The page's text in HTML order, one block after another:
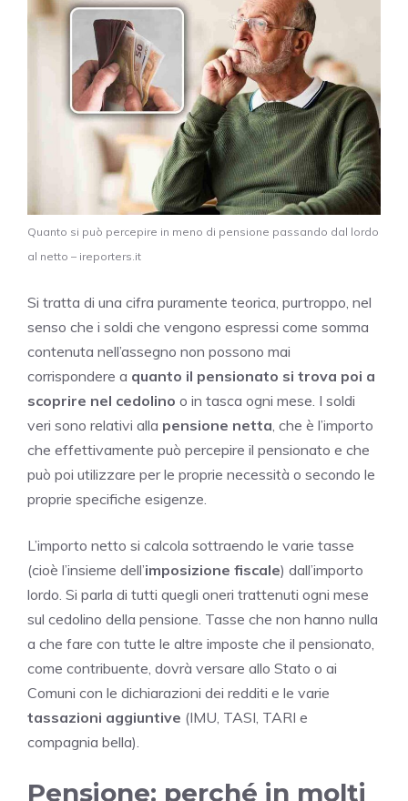
Quanto si può percepire in meno di pensione passando dal lordo
al netto – ireporters.it
Si tratta di una cifra puramente teorica, purtroppo, nel
senso che i soldi che vengono espressi come somma
contenuta nell’assegno non possono mai
corrispondere a quanto il pensionato si trova poi a
scoprire nel cedolino o in tasca ogni mese. I soldi
veri sono relativi alla pensione netta , che è l’importo
che effettivamente può percepire il pensionato e che
può poi utilizzare per le proprie necessità o secondo le
proprie specifiche esigenze.
L’importo netto si calcola sottraendo le varie tasse
(cioè l’insieme dell’imposizione fiscale) dall’importo
lordo. Si parla di tutti quegli oneri trattenuti ogni mese
sul cedolino della pensione. Tasse che non hanno nulla
a che fare con tutte le altre imposte che il pensionato,
come contribuente, dovrà versare allo Stato o ai
Comuni con le dichiarazioni dei redditi e le varie
tassazioni aggiuntive (IMU, TASI, TARI e
compagnia bella).
Pensione: perché in molti